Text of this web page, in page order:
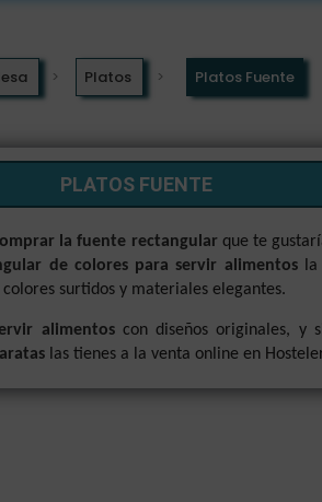
Platos Platos Fuente
PLATOS FUENTE
la fuente rectangular que te
de colores para servir alimentosla
colores surtidos y materiales elegantes.
alimentoscon diseños originales, y
las tienes a la venta online en